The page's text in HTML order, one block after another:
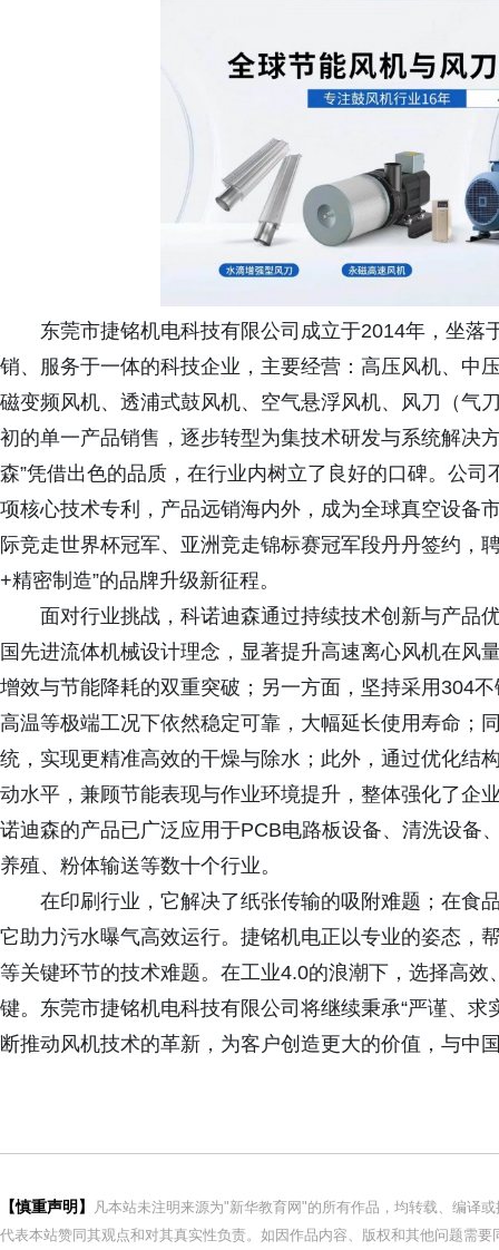
东莞市捷铭机电科技有限公司成立于2014年，坐
销、服务于一体的科技企业，主要经营：高压风机、中
磁变频风机、透浦式鼓风机、空气悬浮风机、风刀（气
初的单一产品销售，逐步转型为集技术研发与系统解决
森”凭借出色的品质，在行业内树立了良好的口碑。公
项核心技术专利，产品远销海内外，成为全球真空设备
际竞走世界杯冠军、亚洲竞走锦标赛冠军段丹丹签约，
+精密制造”的品牌升级新征程。
面对行业挑战，科诺迪森通过持续技术创新与产品
国先进流体机械设计理念，显著提升高速离心风机在风
增效与节能降耗的双重突破；另一方面，坚持采用304
高温等极端工况下依然稳定可靠，大幅延长使用寿命；
统，实现更精准高效的干燥与除水；此外，通过优化结
动水平，兼顾节能表现与作业环境提升，整体强化了企
诺迪森的产品已广泛应用于PCB电路板设备、清洗设备
养殖、粉体输送等数十个行业。
在印刷行业，它解决了纸张传输的吸附难题；在食
它助力污水曝气高效运行。捷铭机电正以专业的姿态，
等关键环节的技术难题。在工业4.0的浪潮下，选择高
键。东莞市捷铭机电科技有限公司将继续秉承“严谨、
断推动风机技术的革新，为客户创造更大的价值，与中
【慎重声明】
凡本站未注明来源为"新华教育网"的所有作品，均转载、编译
代表本站赞同其观点和对其真实性负责。如因作品内容、版权和其他问题需